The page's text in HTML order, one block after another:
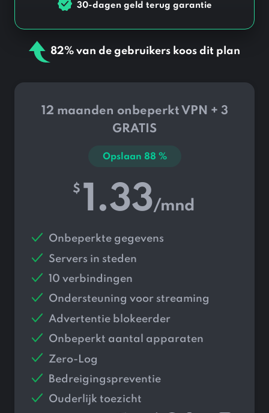
12 maanden onbeperkt VPN + 3
GRATIS
Opslaan 88 %
$ 1.33/mnd
Onbeperkte gegevens
Servers in steden
10 verbindingen
Ondersteuning voor streaming
Advertentie blokeerder
Onbeperkt aantal apparaten
Zero-Log
Bedreigingspreventie
Ouderlijk toezicht
30-dagen geld terug garantie
82% van de gebruikers koos dit plan